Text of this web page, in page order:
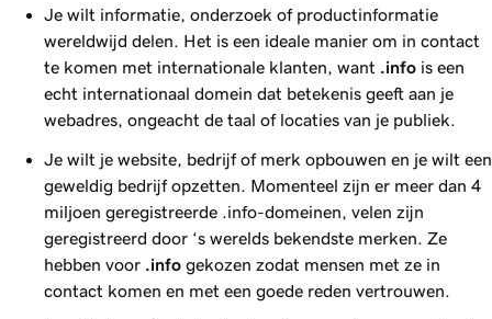
Je wilt informatie, onderzoek of productinformatie
wereldwijd delen. Het is een ideale manier om in contact
te komen met internationale klanten, want .info is een
echt internationaal domein dat betekenis geeft aan je
webadres, ongeacht de taal of locaties van je publiek.
Je wilt je website, bedrijf of merk opbouwen en je wilt een
geweldig bedrijf opzetten. Momenteel zijn er meer dan 4
miljoen geregistreerde .info-domeinen, velen zijn
geregistreerd door ‘s werelds bekendste merken. Ze
hebben voor .info gekozen zodat mensen met ze in
contact komen en met een goede reden vertrouwen.